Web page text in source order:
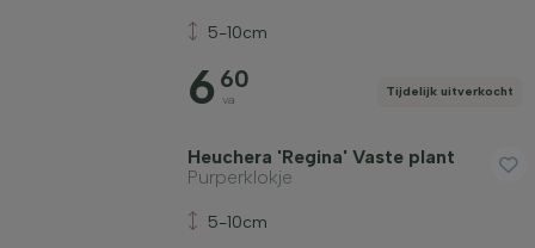
5-10cm
6 60
va
Tijdelijk uitverkocht
Heuchera 'Regina' Vaste plant
Purperklokje
5-10cm